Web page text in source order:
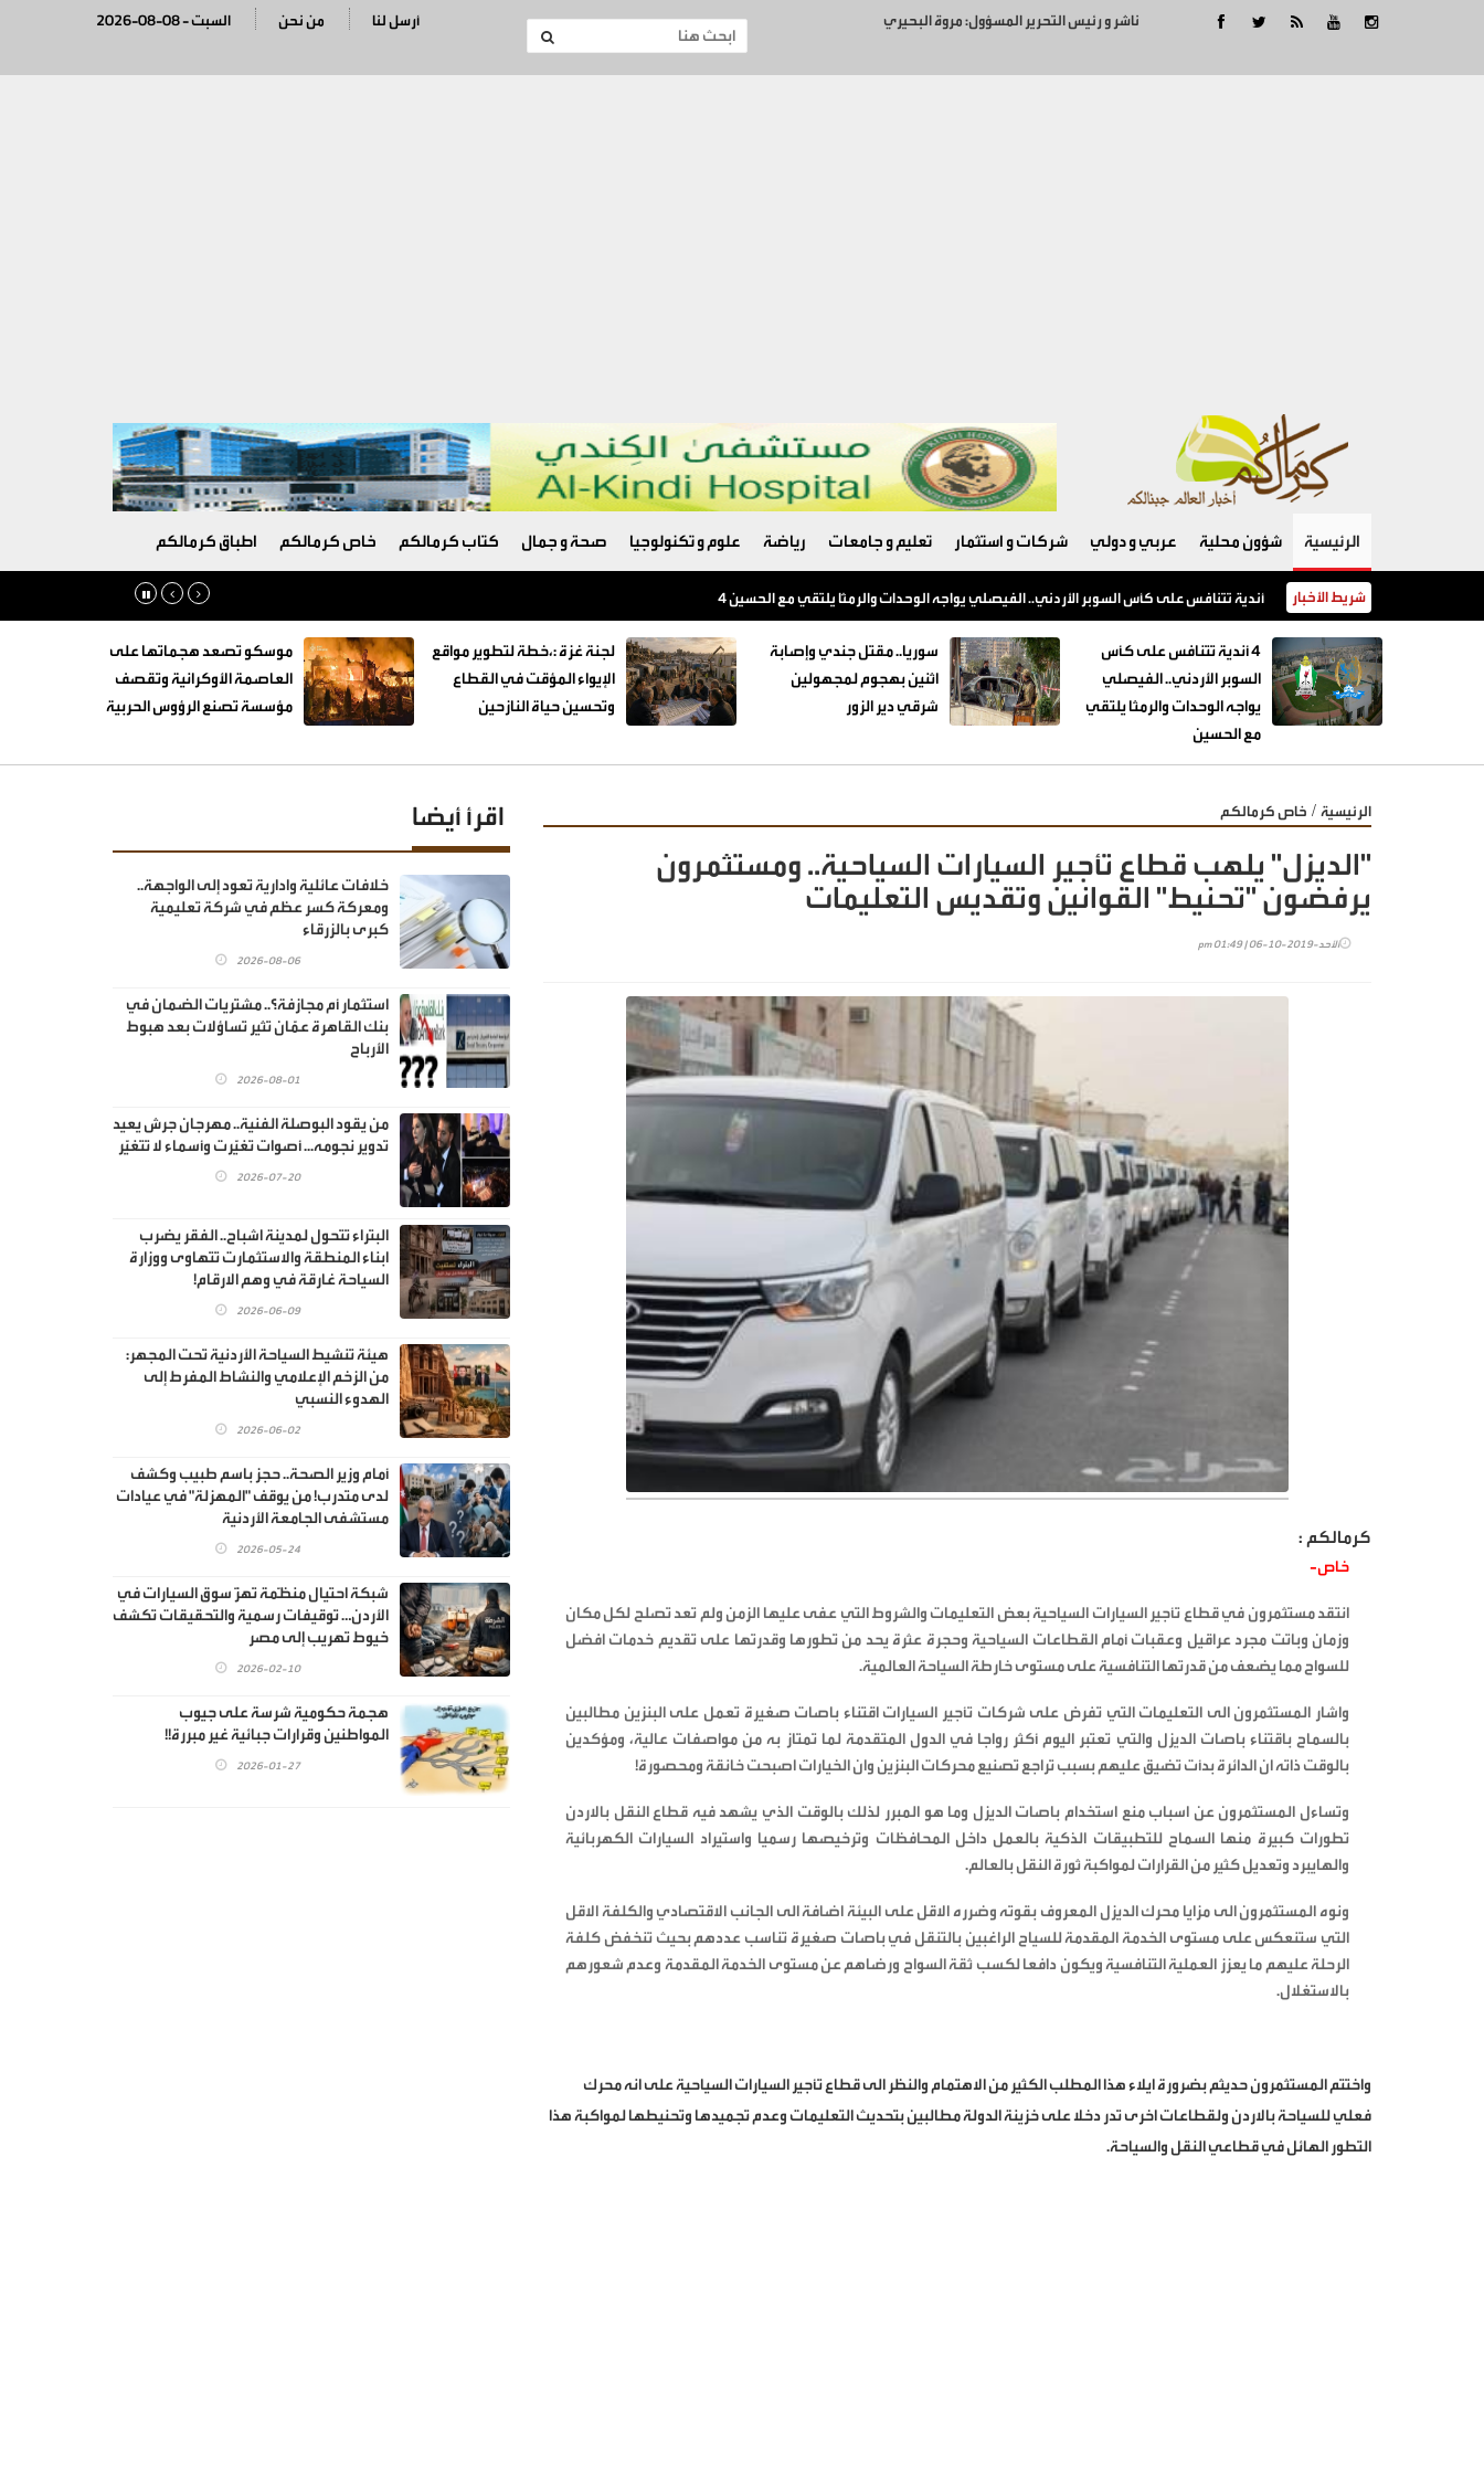
ناشر و رئيس التحرير المسؤول: مروة البحيري 2026-08-08 - السبت من نحن أرسل لنا
الرئيسية شؤون محلية عربي و دولي شركات و استثمار تعليم و جامعات رياضة علوم و تكنولوجيا صحة و جمال كتاب كرمالكم خاص كرمالكم اطباق كرمالكم
شريط الأخبار بزشكيان: الوقت الحالي هو الأنسب للتوصل إلى اتفاق ونريد حل القضايا عبر المفاوضات
4 أندية تتنافس على كأس
السوبر الأردني.. الفيصلي
يواجه الوحدات والرمثا يلتقي
مع الحسين
سوريا.. مقتل جندي وإصابة
اثنين بهجوم لمجهولين
شرقي دير الزور
لجنة غزة :،خطة لتطوير مواقع
الإيواء المؤقت في القطاع
وتحسين حياة النازحين
موسكو تصعد هجماتها على
العاصمة الأوكرانية وتقصف
مؤسسة تصنع الرؤوس الحربية
الرئيسية / خاص كرمالكم
"الديزل" يلهب قطاع تأجير السيارات السياحية.. ومستثمرون
يرفضون "تحنيط" القوانين وتقديس التعليمات
الأحد-2019-10-06 | 01:49 pm
كرمالكم :
خاص-
انتقد مستثمرون في قطاع تأجير السيارات السياحية بعض التعليمات والشروط التي عفى عليها الزمن ولم تعد تصلح لكل مكان
وزمان وباتت مجرد عراقيل وعقبات أمام القطاعات السياحية وحجرة عثرة يحد من تطورها وقدرتها على تقديم خدمات افضل
للسواح مما يضعف من قدرتها التنافسية على مستوى خارطة السياحة العالمية.
واشار المستثمرون الى التعليمات التي تفرض على شركات تأجير السيارات اقتناء باصات صغيرة تعمل على البنزين مطالبين
بالسماح باقتناء باصات الديزل والتي تعتبر اليوم أكثر رواجا في الدول المتقدمة لما تمتاز به من مواصفات عالية، ومؤكدين
بالوقت ذاته ان الدائرة بدأت تضيق عليهم بسبب تراجع تصنيع محركات البنزين وان الخيارات اصبحت خانقة ومحصورة!
وتساءل المستثمرون عن اسباب منع استخدام باصات الديزل وما هو المبرر لذلك بالوقت الذي يشهد فيه قطاع النقل بالاردن
تطورات كبيرة منها السماح للتطبيقات الذكية بالعمل داخل المحافظات وترخيصها رسميا واستيراد السيارات الكهربائية
والهايبرد وتعديل كثير من القرارات لمواكبة ثورة النقل بالعالم.
ونوه المستثمرون الى مزايا محرك الديزل المعروف بقوته وضرره الاقل على البيئة اضافة الى الجانب الاقتصادي والكلفة الاقل
التي ستنعكس على مستوى الخدمة المقدمة للسياح الراغبين بالتنقل في باصات صغيرة تناسب عددهم بحيث تنخفض كلفة
الرحلة عليهم ما يعزز العملية التنافسية ويكون دافعا لكسب ثقة السواح ورضاهم عن مستوى الخدمة المقدمة وعدم شعورهم
بالاستغلال.
واختتم المستثمرون حديثم بضرورة ايلاء هذا المطلب الكثير من الاهتمام والنظر الى قطاع تأجير السيارات السياحية على انه محرك
فعلي للسياحة بالاردن ولقطاعات اخرى تدر دخلا على خزينة الدولة مطالبين بتحديث التعليمات وعدم تجميدها وتحنيطها لمواكبة هذا
التطور الهائل في قطاعي النقل والسياحة.
اقرأ أيضا
خلافات عائلية وادارية تعود إلى الواجهة..
ومعركة كسر عظم في شركة تعليمية
كبرى بالزرقاء
2026-08-06
استثمار أم مجازفة؟.. مشتريات الضمان في
بنك القاهرة عمّان تثير تساؤلات بعد هبوط
الأرباح
2026-08-01
من يقود البوصلة الفنية.. مهرجان جرش يعيد
تدوير نجومه... أصوات تغيّرت وأسماء لا تتغيّر
2026-07-20
البتراء تتحول لمدينة اشباح.. الفقر يضرب
ابناء المنطقة والاستثمارت تتهاوى ووزارة
السياحة غارقة في وهم الارقام!
2026-06-09
هيئة تنشيط السياحة الأردنية تحت المجهر:
من الزخم الإعلامي والنشاط المفرط إلى
الهدوء النسبي
2026-06-02
أمام وزير الصحة.. حجز باسم طبيب وكشف
لدى متدرب! من يوقف "المهزلة" في عيادات
مستشفى الجامعة الأردنية
2026-05-24
شبكة احتيال منظّمة تهزّ سوق السيارات في
الأردن… توقيفات رسمية والتحقيقات تكشف
خيوط تهريب إلى مصر
2026-02-10
هجمة حكومية شرسة على جيوب
المواطنين وقرارات جبائية غير مبررة!!
2026-01-27